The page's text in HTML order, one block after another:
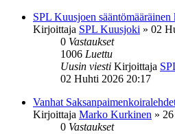
SPL Kuusjoen
Kirjoittaja SPL Kuusjoki » 02
0 Vastaukset
1006 Luettu
Uusin viesti Kirjoittaja
02 Huhti 2026 20:17
Vanhat
Kirjoittaja Marko Kurkinen »
0 Vastaukset